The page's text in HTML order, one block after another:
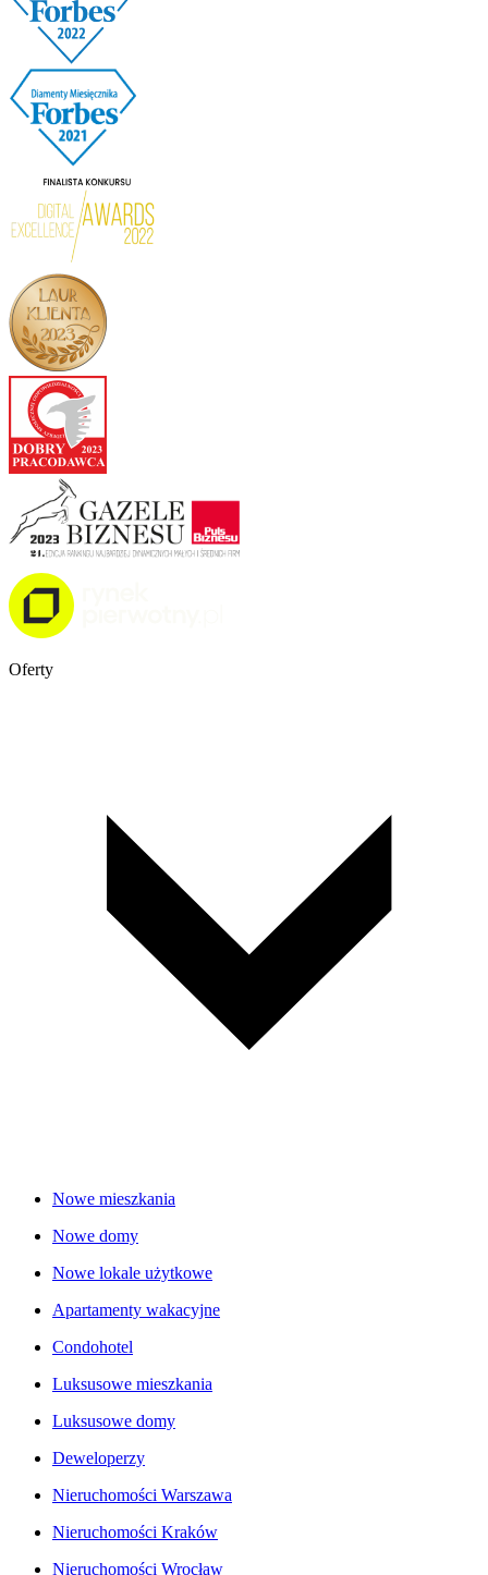
Oferty
Nowe mieszkania
Nowe domy
Nowe lokale użytkowe
Apartamenty wakacyjne
Condohotel
Luksusowe mieszkania
Luksusowe domy
Deweloperzy
Nieruchomości Warszawa
Nieruchomości Kraków
Nieruchomości Wrocław